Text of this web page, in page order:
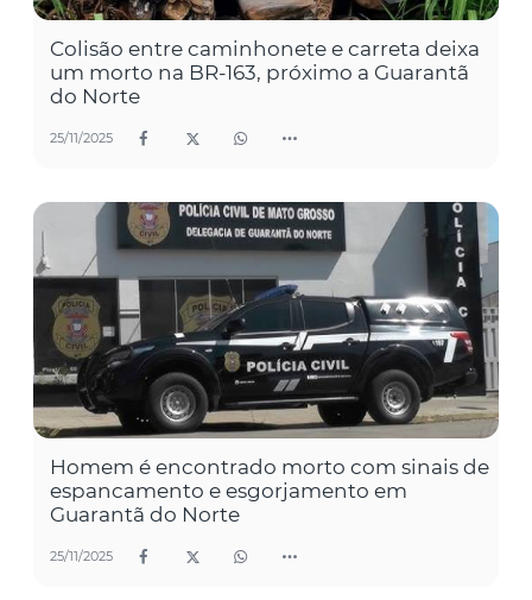
Colisão entre caminhonete e carreta deixa
um morto na BR-163, próximo a Guarantã
do Norte
25/11/2025
Homem é encontrado morto com sinais de
espancamento e esgorjamento em
Guarantã do Norte
25/11/2025